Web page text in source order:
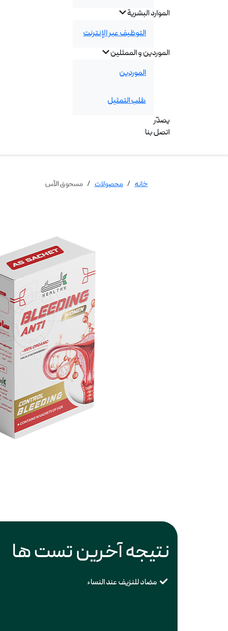
الموارد البشرية
التوظيف عبر الإنترنت
الموردين و الممثلين
الموردين
طلب التمثيل
يصدّر
اتصل بنا
خانه محصولات مسحوق الآس
نتیجه آخرین تست ها
مضاد للنزيف عند النساء